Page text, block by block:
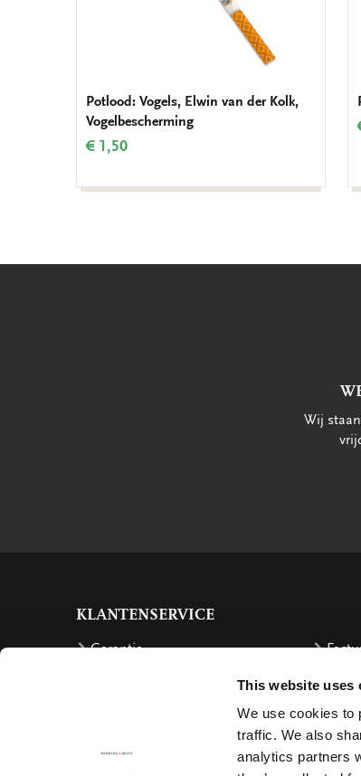
This website uses
We use cookies to
traffic. We also
analytics partners
Potlood: Vogels, Elwin van der Kolk,
Vogelbescherming
€ 1,50
Wij
KLANTENSERVICE
Garantie